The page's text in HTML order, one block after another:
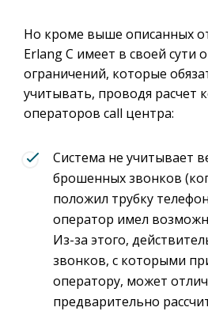
Но кроме выше описанных
Erlang C имеет в своей сути
ограничений, которые
учитывать, проводя расчет
операторов call центра:
Система не учитывает
брошенных звонков
положил трубку
оператор имел
Из-за этого,
звонков, с которыми
оператору, может
предварительно